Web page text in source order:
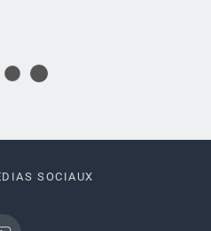
SOCIAUX